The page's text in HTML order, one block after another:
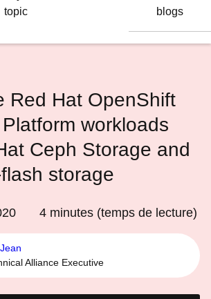
topic
blogs
Red Hat OpenShift
workloads
Ceph Storage and
storage
4 minutes (temps de lecture)
Alliance Executive